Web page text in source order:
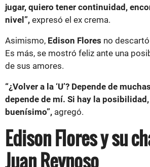
jugar, quiero tener continuidad,
nivel”, expresó el ex crema.
Asimismo, Edison Flores no
Es más, se mostró feliz ante una
de sus amores.
“¿Volver a la ‘U’? Depende de
depende de mí. Si hay la
buenísimo”, agregó.
Edison Flores y su
Juan Reynoso